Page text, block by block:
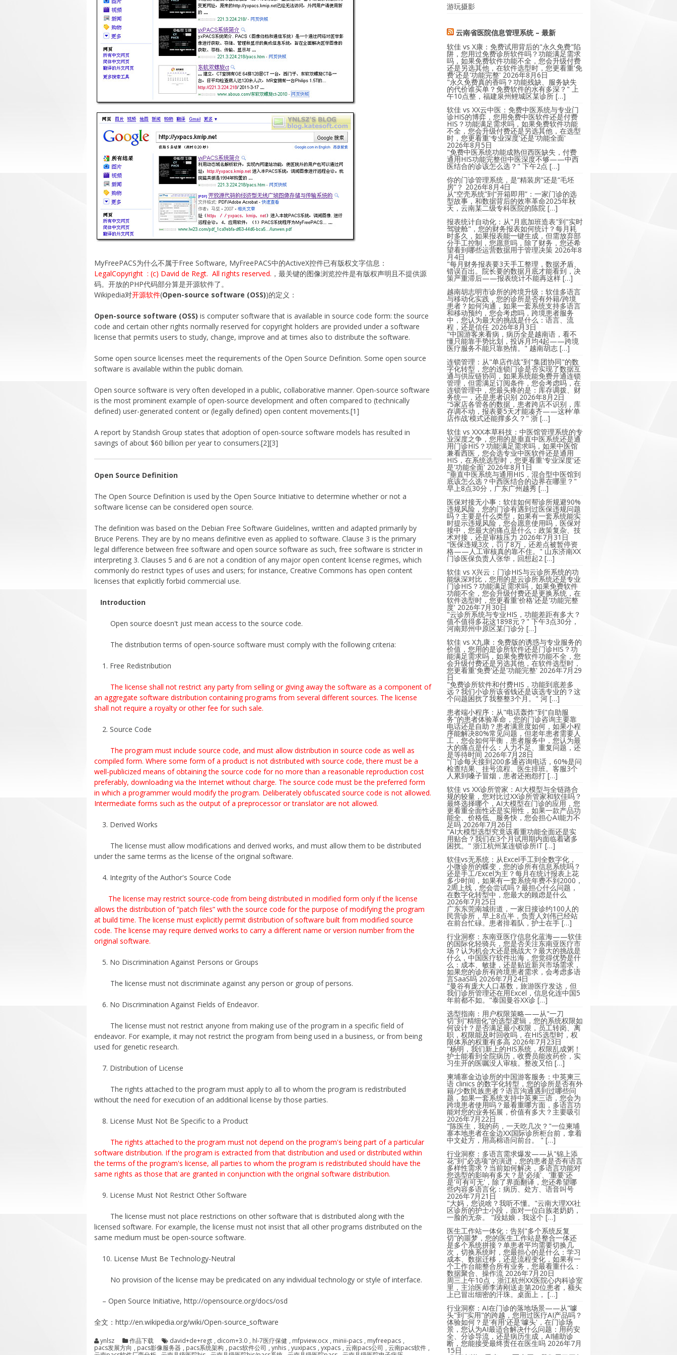
MyFreePACS为什么不属于Free Software, MyFreePACS中的ActiveX控件已有版权文字信息：
LegalCopyright : (c) David de Regt. All rights reserved. ，最关键的图像浏览控件是有版权声明且不提供源
码。开放的PHP代码部分算是开源软件了。
Wikipedia对开源软件(Open-source software (OSS))的定义：
Open-source software (OSS) is computer software that is available in source code form: the source
code and certain other rights normally reserved for copyright holders are provided under a software
license that permits users to study, change, improve and at times also to distribute the software.
Some open source licenses meet the requirements of the Open Source Definition. Some open source
software is available within the public domain.
Open source software is very often developed in a public, collaborative manner. Open-source software
is the most prominent example of open-source development and often compared to (technically
defined) user-generated content or (legally defined) open content movements.[1]
A report by Standish Group states that adoption of open-source software models has resulted in
savings of about $60 billion per year to consumers.[2][3]
Open Source Definition
The Open Source Definition is used by the Open Source Initiative to determine whether or not a
software license can be considered open source.
The definition was based on the Debian Free Software Guidelines, written and adapted primarily by
Bruce Perens. They are by no means definitive even as applied to software. Clause 3 is the primary
legal difference between free software and open source software as such, free software is stricter in
interpreting 3. Clauses 5 and 6 are not a condition of any major open content license regimes, which
commonly do restrict types of uses and users; for instance, Creative Commons has open content
licenses that explicitly forbid commercial use.
Introduction
Open source doesn't just mean access to the source code.
The distribution terms of open-source software must comply with the following criteria:
1. Free Redistribution
The license shall not restrict any party from selling or giving away the software as a component of
an aggregate software distribution containing programs from several different sources. The license
shall not require a royalty or other fee for such sale.
2. Source Code
The program must include source code, and must allow distribution in source code as well as
compiled form. Where some form of a product is not distributed with source code, there must be a
well-publicized means of obtaining the source code for no more than a reasonable reproduction cost
preferably, downloading via the Internet without charge. The source code must be the preferred form
in which a programmer would modify the program. Deliberately obfuscated source code is not allowed.
Intermediate forms such as the output of a preprocessor or translator are not allowed.
3. Derived Works
The license must allow modifications and derived works, and must allow them to be distributed
under the same terms as the license of the original software.
4. Integrity of the Author's Source Code
The license may restrict source-code from being distributed in modified form only if the license
allows the distribution of “patch files” with the source code for the purpose of modifying the program
at build time. The license must explicitly permit distribution of software built from modified source
code. The license may require derived works to carry a different name or version number from the
original software.
5. No Discrimination Against Persons or Groups
The license must not discriminate against any person or group of persons.
6. No Discrimination Against Fields of Endeavor.
The license must not restrict anyone from making use of the program in a specific field of
endeavor. For example, it may not restrict the program from being used in a business, or from being
used for genetic research.
7. Distribution of License
The rights attached to the program must apply to all to whom the program is redistributed
without the need for execution of an additional license by those parties.
8. License Must Not Be Specific to a Product
The rights attached to the program must not depend on the program's being part of a particular
software distribution. If the program is extracted from that distribution and used or distributed within
the terms of the program's license, all parties to whom the program is redistributed should have the
same rights as those that are granted in conjunction with the original software distribution.
9. License Must Not Restrict Other Software
The license must not place restrictions on other software that is distributed along with the
licensed software. For example, the license must not insist that all other programs distributed on the
same medium must be open-source software.
10. License Must Be Technology-Neutral
No provision of the license may be predicated on any individual technology or style of interface.
– Open Source Initiative, http://opensource.org/docs/osd
全文：http://en.wikipedia.org/wiki/Open-source_software
ynlsz 作品下载 david+de+regt , dicom+3.0 , hl-7医疗保健 , mfpview.ocx , minii-pacs , myfreepacs ,
pacs发展方向 , pacs影像服务器 , pacs系统架构 , pacs软件公司 , ynhis , yuxipacs , yxpacs , 云南pacs公司 , 云南pacs软件 ,
游玩摄影
云南省医院信息管理系统 – 最新
软佳 vs X康：免费试用背后的"永久免费"陷
阱，您用过免费诊所软件吗？功能满足需求
吗，如果免费软件功能不全，您会升级付费
还是另选其他，在软件选型时，您更看重'免
费'还是'功能完整' 2026年8月6日
"永久免费真的香吗？功能残缺、服务缺失
的代价谁买单？免费软件的水有多深？" 上
午10点整，福建泉州鲤城区某诊所 […]
软佳 vs XX云中医：免费中医系统与专业门
诊HIS的博弈，您用免费中医软件还是付费
HIS？功能满足需求吗，如果免费软件功能
不全，您会升级付费还是另选其他，在选型
时，您更看重'专业深度'还是'功能全面'
2026年8月5日
"免费中医系统功能成熟但西医缺失，付费
通用HIS功能完整但中医深度不够——中西
医结合的诊该怎么选？" 下午2点 […]
你的门诊管理系统，是“精装房”还是“毛坯
房”？ 2026年8月4日
从“空壳系统”到“开箱即用”：一家门诊的选
型故事，和数据背后的效率革命2025年秋
天，云南某二级专科医院的陈院 […]
报表统计自动化：从"月底加班造表"到"实时
驾驶舱"，您的财务报表如何统计？每月耗
时多久，如果报表能一键生成，但需放弃部
分手工控制，您愿意吗，除了财务，您还希
望看到哪些运营数据用于管理决策 2026年8
月4日
"每月财务报表要3天手工整理，数据矛盾、
错误百出。院长要的数据月底才能看到，决
策严重滞后——报表统计不能再这样 […]
越南胡志明市诊所的跨境升级：软佳多语言
与移动化实践，您的诊所是否有外籍/跨境
患者？如何沟通，如果一套系统支持多语言
和移动预约，您会考虑吗，跨境患者服务
中，您认为最大的挑战是什么：语言、流
程，还是信任 2026年8月3日
"中国游客来看病，病历全是越南语，看不
懂只能靠手势比划，投诉月均4起——跨境
医疗服务不能只靠热情。" 越南胡志 […]
连锁管理：从"单店作战"到"集团协同"的数
字化转型，您的连锁门诊是否实现了数据互
通与供应链协同，如果系统能免费开通连锁
管理，但需满足订阅条件，您会考虑吗，在
连锁管理中，您最头疼的是：库存调拨、财
务统一，还是患者识别 2026年8月2日
"5家店各管各的数据，患者跨店不识别，库
存调不动，报表要5天才能凑齐——这种'单
店作战'模式还能撑多久？" 浙 […]
软佳 vs XXX本草科技：中医馆管理系统的专
业深度之争，您用的是垂直中医系统还是通
用门诊HIS？功能满足需求吗，如果中医馆
兼看西医，您会选专业中医软件还是通用
HIS，在系统选型时，您更看重'专业深度'还
是'功能全面' 2026年8月1日
"垂直中医系统与通用HIS，混合型中医馆到
底该怎么选？中西医结合的边界在哪里？"
早上8点30分，广东广州越秀 […]
医保对接无小事：软佳如何帮诊所规避90%
违规风险，您的门诊有遇到过医保违规问题
吗？主要是什么类型，如果有一套系统能实
时提示违规风险，您会愿意使用吗，医保对
接中，您最大的痛点是什么：政策复杂、技
术对接，还是审核压力 2026年7月31日
"医保违规3次，罚了8万，还差点被暂停资
格——人工审核真的靠不住。" 山东济南XX
门诊医保负责人张华，回想起2 […]
软佳 vs X兴云：门诊HIS与云诊所系统的功
能纵深对比，您用的是云诊所系统还是专业
门诊HIS？功能满足需求吗，如果免费软件
功能不全，您会升级付费还是更换系统，在
软件选型时，您更看重'价格'还是'功能完整
度' 2026年7月30日
"云诊所系统与专业HIS，功能差距有多大？
值不值得多花这1898元？" 下午3点30分，
河南郑州中原区某门诊分 […]
软佳 vs X九康：免费版的诱惑与专业服务的
价值，您用的是诊所软件还是门诊HIS？功
能满足需求吗，如果免费软件功能不全，您
会升级付费还是另选其他，在软件选型时，
您更看重'免费'还是'功能完整' 2026年7月29
日
"免费诊所软件和付费HIS，功能到底差多
远？我们小诊所该省钱还是该选专业的？这
个问题困扰了我整整3个月。" 河 […]
患者端小程序：从"电话轰炸"到"自助服
务"的患者体验革命，您的门诊咨询主要靠
电话还是自助？患者满意度如何，如果小程
序能解决80%常见问题，但老年患者需要人
工，您会如何平衡，患者服务中，您认为最
大的痛点是什么：人力不足、重复问题，还
是等待时间 2026年7月28日
"门诊每天接到200多通咨询电话，60%是问
检查结果、挂号流程、医生排班。客服3个
人累到嗓子冒烟，患者还抱怨打 […]
软佳 vs XX诊所管家：AI大模型与全链路合
规的较量，您对比过XX诊所管家和软佳吗？
最终选择哪个，AI大模型在门诊的应用，您
更看重全面性还是实用性，如果一款产品功
能全、价格低、服务快，您会担心AI能力不
足吗 2026年7月26日
"AI大模型选型究竟该看重功能全面还是实
用贴合？我们在3个月试用期内面临着诸多
困扰。" 浙江杭州某连锁诊所IT […]
软佳vs无系统：从Excel手工到全数字化，
小微诊所的蝶变，您的诊所有信息系统吗？
还是手工/Excel为主？每月在统计报表上花
多少时间，如果有一套系统年费不到2000，
2周上线，您会尝试吗？最担心什么问题，
在数字化转型中，您最大的顾虑是什么
2026年7月25日
广东东莞南城街道，一家日接诊约100人的
民营诊所，早上8点半，负责人刘伟已经站
在前台忙碌。患者排着队，护士在手 […]
行业洞察：东南亚医疗信息化蓝海——软佳
的国际化轻骑兵，您是否关注东南亚医疗市
场？认为机会大还是挑战大？最大的挑战是
什么，中国医疗软件出海，您觉得优势是什
么：成本、敏捷，还是贴近新兴市场需求，
如果您的诊所有跨境患者需求，会考虑多语
言SaaS吗 2026年7月24日
"曼谷有庞大人口基数，旅游医疗发达，但
我们诊所管理还在用Excel，信息化连中国5
年前都不如。"泰国曼谷XX诊 […]
选型指南：用户权限策略——从"一刀
切"到"精细化"的选型逻辑，您的系统权限如
何设计？是否满足最小权限，员工转岗、离
职，权限能及时回收吗，在HIS选型时，权
限体系的权重有多高 2026年7月23日
"杨明，我们新上的HIS系统，权限乱成粥！
护士能看到全院病历，收费员能改药价，实
习生开的医嘱没人审核。整改又怕 […]
柬埔寨金边诊所的中国游客服务：中英柬三
语 clinics 的数字化转型，您的诊所是否有外
籍/少数民族患者？语言沟通遇到过哪些问
题，如果一套系统支持中英柬三语，您会为
跨境患者使用吗？最看重哪方面，多语言功
能对您的业务拓展，价值有多大？主要吸引
2026年7月22日
"陈医生，我的药，一天吃几次？"一位柬埔
寨本地患者在金边XX国际诊所柜台前，拿着
中文处方，用高棉语问前台。 " […]
行业洞察：多语言需求爆发——从"锦上添
花"到"必选项"的演进，您的患者是否有语言
多样性需求？当前如何解决，多语言功能对
您选型的影响有多大？是'必须'、'重要'还
是'可有可无'，除了界面翻译，您还希望哪
些内容多语言化：病历、处方、语音叫号
2026年7月21日
"大妈，您说啥？我听不懂。"云南大理XX社
区诊所的护士小段，面对一位白族老奶奶，
一脸的无奈。 "段姑娘，我这个 […]
医生工作站一体化：告别"多个系统反复
切"的噩梦，您的医生工作站是整合一体还
是多个系统拼接？单患者平均需要切换几
次，切换系统时，您最担心的是什么：学习
成本、数据迁移，还是流程变化，如果有一
个工作台能整合所有业务，您最看重什么：
数据聚合、操作流 2026年7月20日
周三上午10点，浙江杭州XX医院心内科诊室
里，主治医师李涛刚送走第20位患者，额头
上已冒出细密的汗珠。桌面上， […]
行业洞察：AI在门诊的落地场景——从"噱
头"到"实用"的跨越，您用过医疗AI产品吗？
体验如何？是'有用'还是'噱头'，在门诊场
景，您认为AI最适合解决什么问题：用药安
全、分诊导流，还是病历生成，AI辅助诊
断，您能接受最终责任在医生吗 2026年7月
15日